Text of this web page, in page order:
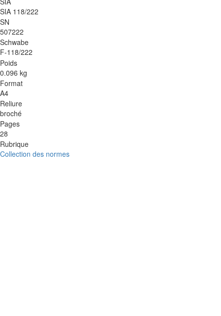
SIA 118/222
SN
507222
Schwabe
F-118/222
Poids
0.096 kg
Format
A4
Reliure
broché
Pages
28
Rubrique
Collection des normes